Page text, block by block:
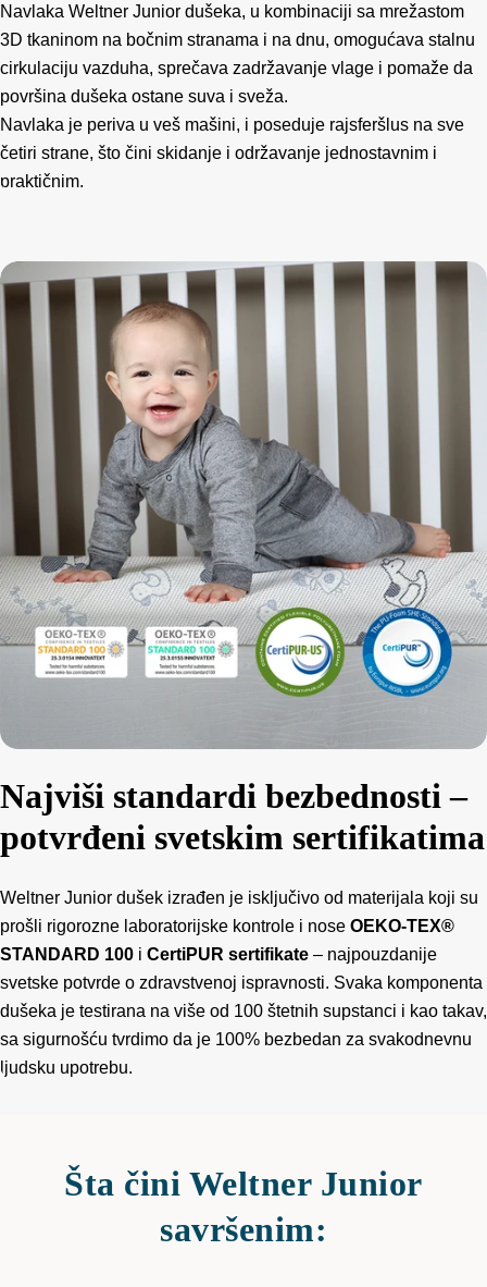
Navlaka Weltner Junior dušeka, u kombinaciji sa mrežastom
3D tkaninom na bočnim stranama i na dnu, omogućava stalnu
cirkulaciju vazduha, sprečava zadržavanje vlage i pomaže da
površina dušeka ostane suva i sveža.
Navlaka je periva u veš mašini, i poseduje rajsferšlus na sve
četiri strane, što čini skidanje i održavanje jednostavnim i
praktičnim.
Najviši standardi bezbednosti –
potvrđeni svetskim sertifikatima
Weltner Junior dušek izrađen je isključivo od materijala koji su
prošli rigorozne laboratorijske kontrole i nose OEKO-TEX®
STANDARD 100 i CertiPUR sertifikate – najpouzdanije
svetske potvrde o zdravstvenoj ispravnosti. Svaka komponenta
dušeka je testirana na više od 100 štetnih supstanci i kao takav,
sa sigurnošću tvrdimo da je 100% bezbedan za svakodnevnu
ljudsku upotrebu.
Šta čini Weltner Junior
savršenim: